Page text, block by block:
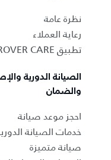
نظرة عامة
رعاية العملاء
تطبيق LAND ROVER CARE
الصيانة الدورية
والضمان
احجز موعد صيانة
خدمات الصيانة
صيانة متميزة